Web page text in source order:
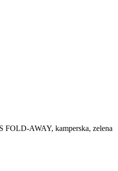
AWAY, kamperska, zelena